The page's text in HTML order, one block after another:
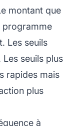
montant que
programme
Les seuils
seuils plus
rapides mais
plus
à